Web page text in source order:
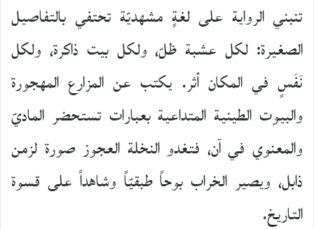
تنبني الرواية على لغةٍ مشهديّة تحتفي بالتفاصيل
الصغيرة: لكل عشبة ظلّ، ولكل بيت ذاكرة، ولكل
نَفَسٍ في المكان أثر. يكتب عن المزارع المهجورة
والبيوت الطينية المتداعية بعبارات تستحضر الماديّ
والمعنوي في آن، فتغدو النخلة العجوز صورة لزمن
ذابل، ويصير الخراب بوحاً طبقيّاً وشاهداً على قسوة
التاريخ.